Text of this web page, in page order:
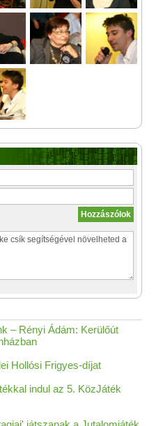
– Rényi Ádám: Kerülőút
Hollósi Frigyes-díjat
indul az 5. KözJáték